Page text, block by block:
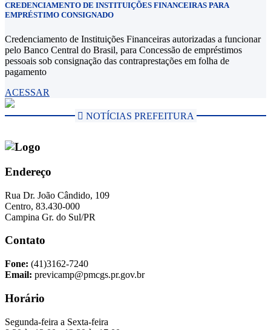
CREDENCIAMENTO DE INSTITUIÇÕES FINANCEIRAS PARA
EMPRÉSTIMO CONSIGNADO
Credenciamento de Instituições Financeiras autorizadas a funcionar
pelo Banco Central do Brasil, para Concessão de empréstimos
pessoais sob consignação das contraprestações em folha de
pagamento
ACESSAR
Endereço
Rua Dr. João Cândido, 109
Centro, 83.430-000
Campina Gr. do Sul/PR
Contato
Fone: (41)3162-7240
Email: previcamp@pmcgs.pr.gov.br
Horário
Segunda-feira a Sexta-feira